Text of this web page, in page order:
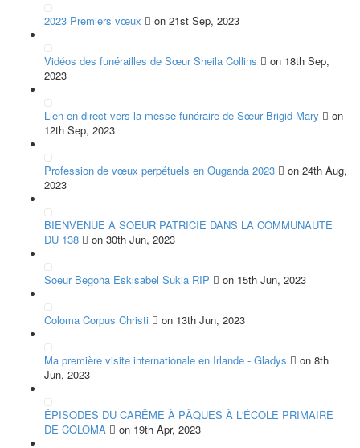
2023 Premiers vœux on 21st Sep, 2023
Vidéos des funérailles de Sœur Sheila Collins
on 18th Sep,
2023
Lien en direct vers la messe funéraire de Sœur Brigid Mary
on
12th Sep, 2023
Profession de vœux perpétuels en Ouganda 2023
on 24th Aug,
2023
BIENVENUE A SOEUR PATRICIE DANS LA COMMUNAUTE
DU 138
on 30th Jun, 2023
Soeur Begoña Eskisabel Sukia RIP on 15th Jun, 2023
Coloma Corpus Christi on 13th Jun, 2023
Ma première visite internationale en Irlande - Gladys
on 8th
Jun, 2023
ÉPISODES DU CARÊME À PÂQUES À L'ÉCOLE PRIMAIRE
DE COLOMA
on 19th Apr, 2023